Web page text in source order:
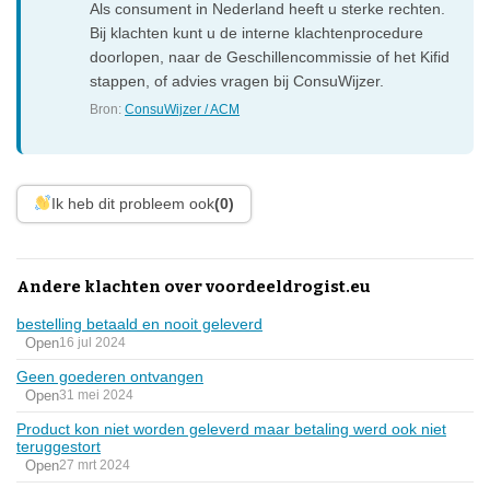
Als consument in Nederland heeft u sterke rechten.
Bij klachten kunt u de interne klachtenprocedure
doorlopen, naar de Geschillencommissie of het Kifid
stappen, of advies vragen bij ConsuWijzer.
Bron:ConsuWijzer / ACM
Ik heb dit probleem ook(0)
Andere klachten over voordeeldrogist.eu
bestelling betaald en nooit geleverd
Open16 jul 2024
Geen goederen ontvangen
Open31 mei 2024
Product kon niet worden geleverd maar betaling werd ook niet
teruggestort
Open27 mrt 2024